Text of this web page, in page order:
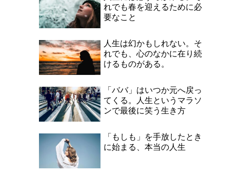
れでも春を迎えるために必
要なこと
人生は幻かもしれない。そ
れでも、心のなかに在り続
けるものがある。
「ババ」はいつか元へ戻っ
てくる。人生というマラソ
ンで最後に笑う生き方
「もしも」を手放したとき
に始まる、本当の人生